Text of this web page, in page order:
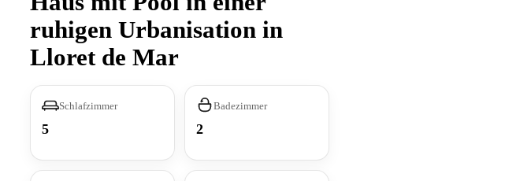
ruhigen Urbanisation in
Lloret de Mar
Schlafzimmer
5
Badezimmer
2